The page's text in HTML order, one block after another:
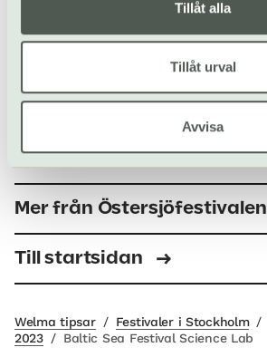
Tillåt alla
Tillåt urval
Avvisa
Föreställning 3: One Health
Mer från Östersjöfestivalen
Till startsidan
Welma tipsar / Festivaler i Stockholm /
2023 / Baltic Sea Festival Science Lab